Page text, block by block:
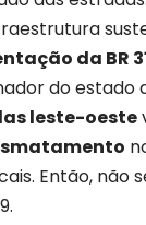
da BR
do estado
leste-oeste
Então, não